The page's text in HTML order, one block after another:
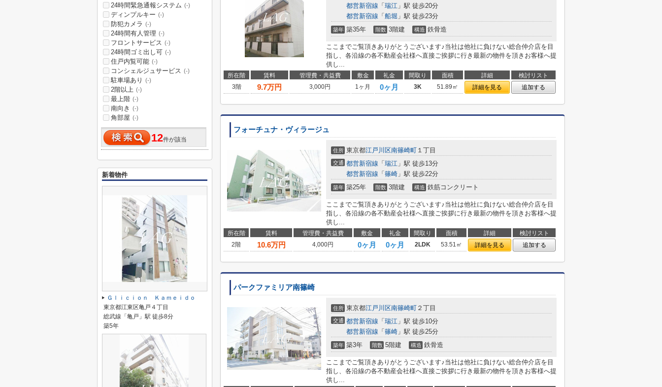
都営新宿線 「 瑞江 」駅 徒歩20分
都営新宿線 「 船堀 」駅 徒歩23分
築年 築35年 階数 3階建 構造 鉄骨造
ここまでご覧頂きありがとうございます♪当社は他社に負けない総合仲介店を目
指し、各沿線の各不動産会社様へ直接ご挨拶に行き最新の物件を頂きお客様へ提
供し...
所在階 賃料 管理費・共益費 敷金 礼金 間取り 面積 詳細
検討リスト
3階
9.7万円 3,000円 1ヶ月 0ヶ月 3K 51.89㎡ 詳細を見る 追加する
フォーチュナ・ヴィラージュ
住所 東京都江戸川区南篠崎町 １丁目
交通 都営新宿線 「 瑞江 」駅 徒歩13分
都営新宿線 「 篠崎 」駅 徒歩22分
築年 築25年 階数 3階建 構造 鉄筋コンクリート
ここまでご覧頂きありがとうございます♪当社は他社に負けない総合仲介店を目
指し、各沿線の各不動産会社様へ直接ご挨拶に行き最新の物件を頂きお客様へ提
供し...
所在階 賃料 管理費・共益費 敷金 礼金 間取り 面積 詳細
検討リスト
2階
10.6万円 4,000円 0ヶ月 0ヶ月 2LDK 53.51㎡ 詳細を見る 追加する
パークファミリア南篠崎
住所 東京都江戸川区南篠崎町 ２丁目
交通 都営新宿線 「 瑞江 」駅 徒歩10分
都営新宿線 「 篠崎 」駅 徒歩25分
築年 築3年 階数 5階建 構造 鉄骨造
ここまでご覧頂きありがとうございます♪当社は他社に負けない総合仲介店を目
指し、各沿線の各不動産会社様へ直接ご挨拶に行き最新の物件を頂きお客様へ提
供し...
24時間緊急通報システム (-)
ディンプルキー (-)
防犯カメラ (-)
24時間有人管理 (-)
フロントサービス (-)
24時間ゴミ出し可 (-)
住戸内覧可能 (-)
コンシェルジュサービス (-)
駐車場あり (-)
2階以上 (-)
最上階 (-)
南向き (-)
角部屋 (-)
12件が該当
新着物件
Ｇｌｉｃｉｏｎ Ｋａｍｅｉｄｏ
東京都江東区亀戸４丁目
総武線「亀戸」駅 徒歩8分
築5年